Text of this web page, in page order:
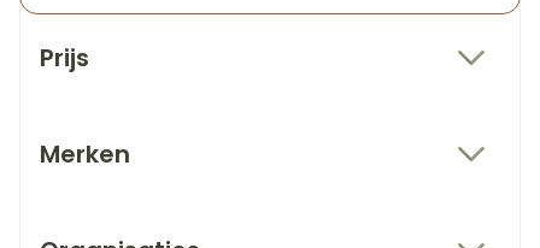
Prijs
Merken